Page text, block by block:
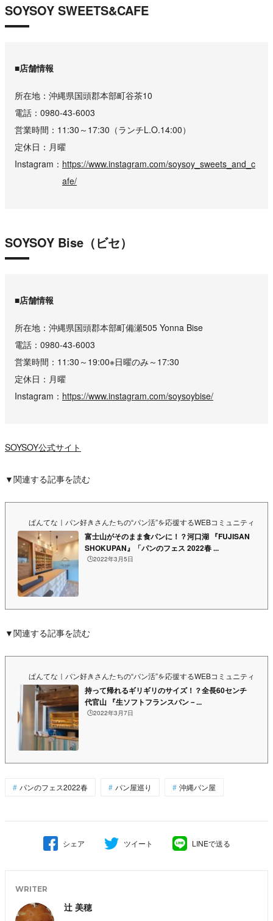
SOYSOY SWEETS&CAFE
■店舗情報
所在地
沖縄県国頭郡本部町谷茶10
電話
0980-43-6003
営業時間
11:30～17:30（ランチL.O.14:00）
定休日
月曜
Instagram
https://www.instagram.com/soysoy_sweets_and_c
afe/
SOYSOY Bise（ビセ）
■店舗情報
所在地
沖縄県国頭郡本部町備瀬505 Yonna Bise
電話
0980-43-6003
営業時間
11:30～19:00※日曜のみ～17:30
定休日
月曜
Instagram
https://www.instagram.com/soysoybise/
SOYSOY公式サイト
▼関連する記事を読む
ぱんてな｜パン好きさんたちの“パン活”を応援するWEBコミュニティ&マ
富士山がそのまま食パンに！？河口湖 『FUJISAN
SHOKUPAN』「パンのフェス 2022春 ...
🕒️2022年3月5日
▼関連する記事を読む
ぱんてな｜パン好きさんたちの“パン活”を応援するWEBコミュニティ&マ
持って帰れるギリギリのサイズ！？全長60センチ
代官山 『生ソフトフランスパン－...
🕒️2022年3月7日
パンのフェス2022春 パン屋巡り 沖縄パン屋
シェア ツイート LINEで送る
WRITER
辻 美穂